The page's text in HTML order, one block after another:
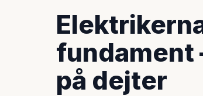
fundament
på dejter